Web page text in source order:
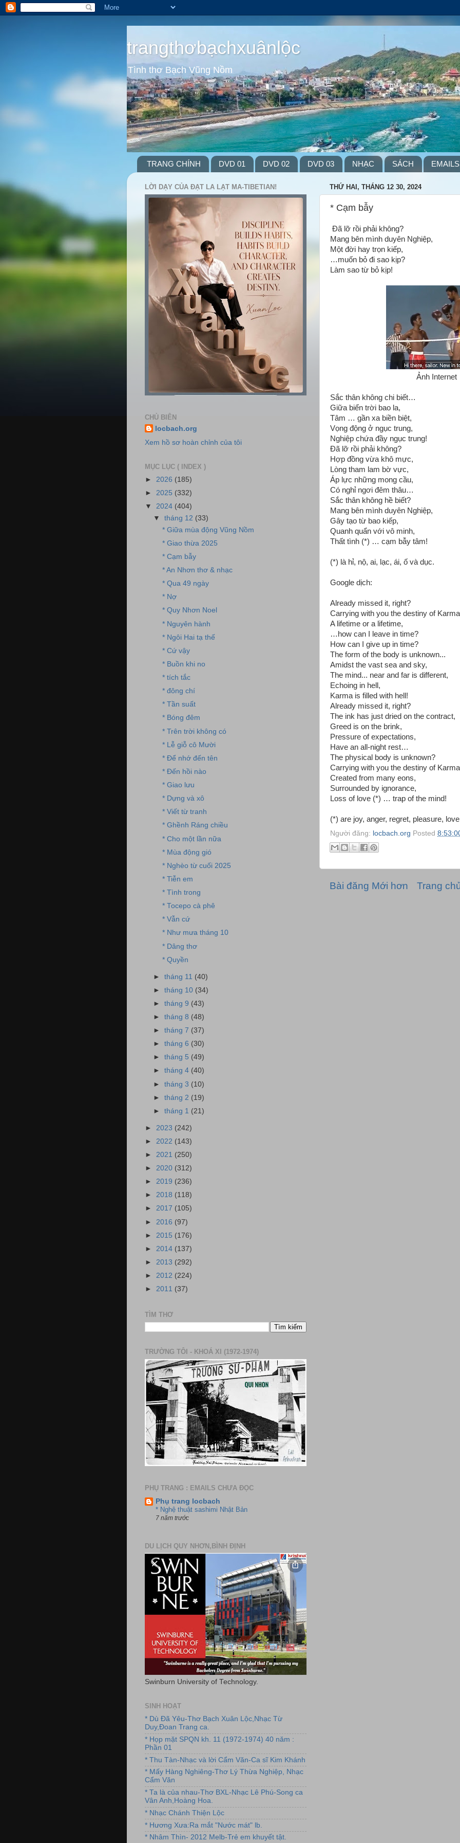
trangthơbạchxuânlộc
Tình thơ Bạch Vũng Nồm
TRANG CHÍNH DVD 01 DVD 02 DVD 03 NHẠC SÁCH EMAILS
THỨ HAI, THÁNG 12 30, 2024
* Cạm bẫy
Đã lỡ rồi phải không?
Mang bên mình duyên Nghiệp,
Một đời hay trọn kiếp,
…muốn bỏ đi sao kịp?
Làm sao từ bỏ kịp!
Ảnh Internet
Sắc thân không chi biết…
Giữa biển trời bao la,
Tâm … gần xa biền biệt,
Vọng động ở ngục trung,
Nghiệp chứa đầy ngục trung!
Đã lỡ rồi phải không?
Hợp đồng vừa khô mực,
Lòng tham lam bờ vực,
Áp lực những mong cầu,
Có nghỉ ngơi đêm thâu…
Sắc thân không hề biết?
Mang bên mình duyên Nghiệp,
Gây tạo từ bao kiếp,
Quanh quẩn với vô minh,
Thất tình (*) … cạm bẫy tâm!
(*) là hỉ, nộ, ai, lạc, ái, ố và dục.
Google dịch:
Already missed it, right?
Carrying with you the destiny of
A lifetime or a lifetime,
…how can I leave in time?
How can I give up in time?
The form of the body is unknown...
Amidst the vast sea and sky,
The mind... near and far is different,
Echoing in hell,
Karma is filled with hell!
Already missed it, right?
The ink has just dried on the contract,
Greed is on the brink,
Pressure of expectations,
Have an all-night rest…
The physical body is unknown?
Carrying with you the destiny of
Created from many eons,
Surrounded by ignorance,
Loss of love (*) … trap of the mind!
(*) are joy, anger, regret, pleasure,
Người đăng: locbach.org Posted
Bài đăng Mới hơn Trang
LỜI DẠY CỦA ĐẠT LA LẠT MA-TIBETIAN!
CHỦ BIÊN
locbach.org
Xem hồ sơ hoàn chỉnh của tôi
MỤC LỤC ( INDEX )
► 2026 (185)
► 2025 (332)
▼ 2024 (404)
▼tháng 12 (33)
* Giữa mùa động Vũng Nồm
* Giao thừa 2025
* Cạm bẫy
* An Nhơn thơ & nhạc
* Qua 49 ngày
* Nợ
* Quy Nhơn Noel
* Nguyên hành
* Ngôi Hai tạ thế
* Cứ vậy
* Buồn khi no
* tích tắc
* đông chí
* Tần suất
* Bóng đêm
* Trên trời không có
* Lễ giỗ cô Mười
* Để nhớ đến tên
* Đến hồi nào
* Giao lưu
* Dựng và xô
* Viết từ tranh
* Ghềnh Ráng chiều
* Cho một lần nữa
* Mùa động gió
* Nghèo từ cuối 2025
* Tiễn em
* Tình trong
* Tocepo cà phê
* Vẫn cứ
* Như mưa tháng 10
* Dâng thơ
* Quyền
►tháng 11 (40)
►tháng 10 (34)
►tháng 9 (43)
►tháng 8 (48)
►tháng 7 (37)
►tháng 6 (30)
►tháng 5 (49)
►tháng 4 (40)
►tháng 3 (10)
►tháng 2 (19)
►tháng 1 (21)
► 2023 (242)
► 2022 (143)
► 2021 (250)
► 2020 (312)
► 2019 (236)
► 2018 (118)
► 2017 (105)
► 2016 (97)
► 2015 (176)
► 2014 (137)
► 2013 (292)
► 2012 (224)
► 2011 (37)
TÌM THƠ
TRƯỜNG TÔI - KHOÁ XI (1972-1974)
PHỤ TRANG : EMAILS CHƯA ĐỌC
Phụ trang locbach
* Nghệ thuật sashimi Nhật Bản
7 năm trước
DU LỊCH QUY NHƠN,BÌNH ĐỊNH
Swinburn University of Technology.
SINH HOẠT
* Dù Đã Yêu-Thơ Bạch Xuân Lộc,Nhạc Từ
Duy,Đoan Trang ca.
* Họp mặt SPQN kh. 11 (1972-1974) 40 năm :
Phần 01
* Thu Tàn-Nhạc và lời Cẩm Văn-Ca sĩ Kim Khánh
* Mấy Hàng Nghiêng-Thơ Lý Thừa Nghiệp, Nhạc
Cẩm Văn
* Ta là của nhau-Thơ BXL-Nhạc Lê Phú-Song ca
Vân Anh,Hoàng Hoa.
* Nhạc Chánh Thiện Lộc
* Hương Xưa:Ra mắt "Nước mát" lb.
* Nhâm Thìn- 2012 Melb-Trẻ em khuyết tật.